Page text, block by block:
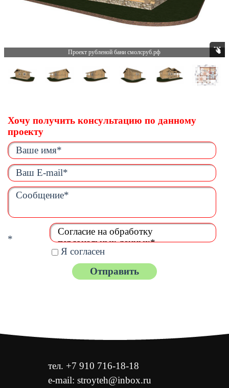
Проект рубленой бани смолсруб.рф
Хочу получить консультацию по данному
проекту
*
Согласие на обработку
персональных данных*
Я согласен
тел. +7 910 716-18-18
e-mail: stroyteh@inbox.ru